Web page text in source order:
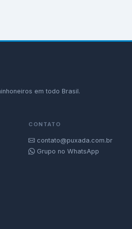
em todo Brasil.
CONTATO
contato@puxada.com.br
Grupo no WhatsApp